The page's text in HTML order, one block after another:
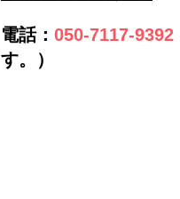
電話： 050-7117-9392
す。）